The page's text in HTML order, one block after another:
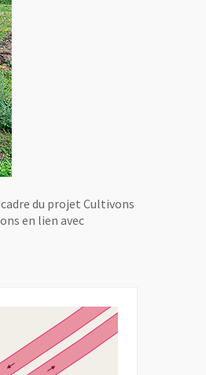
du projet Cultivons
en lien avec